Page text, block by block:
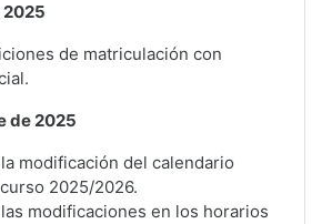
2025
de matriculación con
de 2025
modificación del calendario
2025/2026.
modificaciones en los horarios